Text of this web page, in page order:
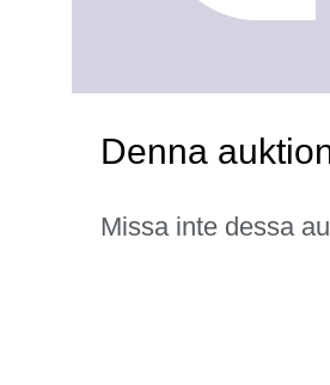
Denna
Missa inte dessa